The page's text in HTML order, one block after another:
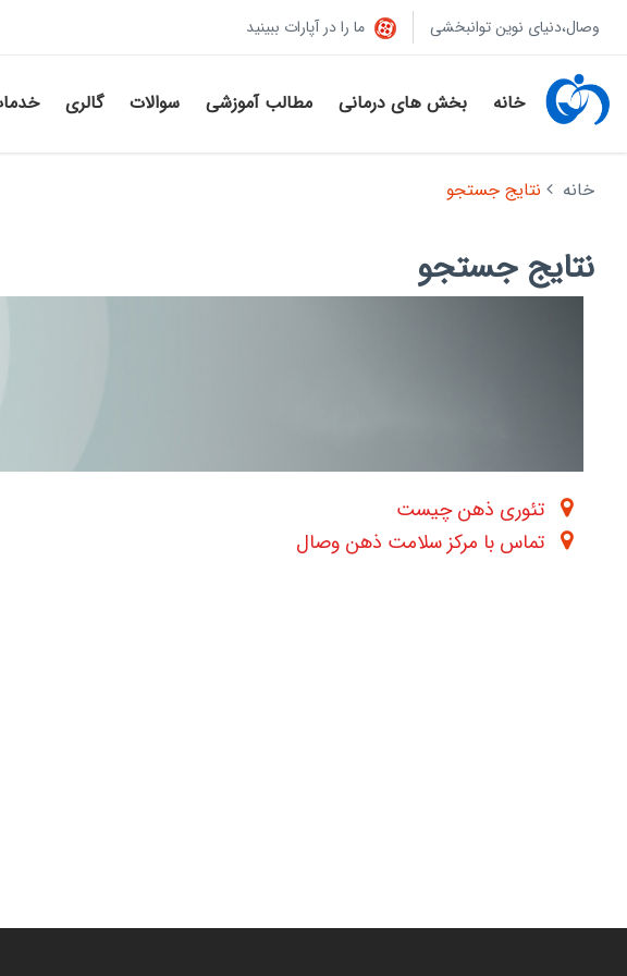
وصال،دنیای نوین توانبخشی ما را در آپارات ببینید
خانه بخش های درمانی مطالب آموزشی سوالات گالری
خانه نتایج جستجو
نتایج جستجو
تئوری ذهن چیست
تماس با مرکز سلامت ذهن وصال